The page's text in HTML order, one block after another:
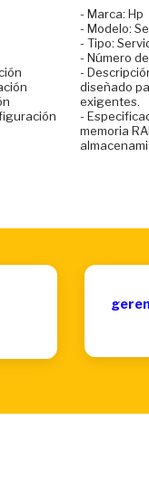
- Marca: Hp
- Modelo:
- Tipo:
- Número
-
diseñado
exigentes.
-
memoria